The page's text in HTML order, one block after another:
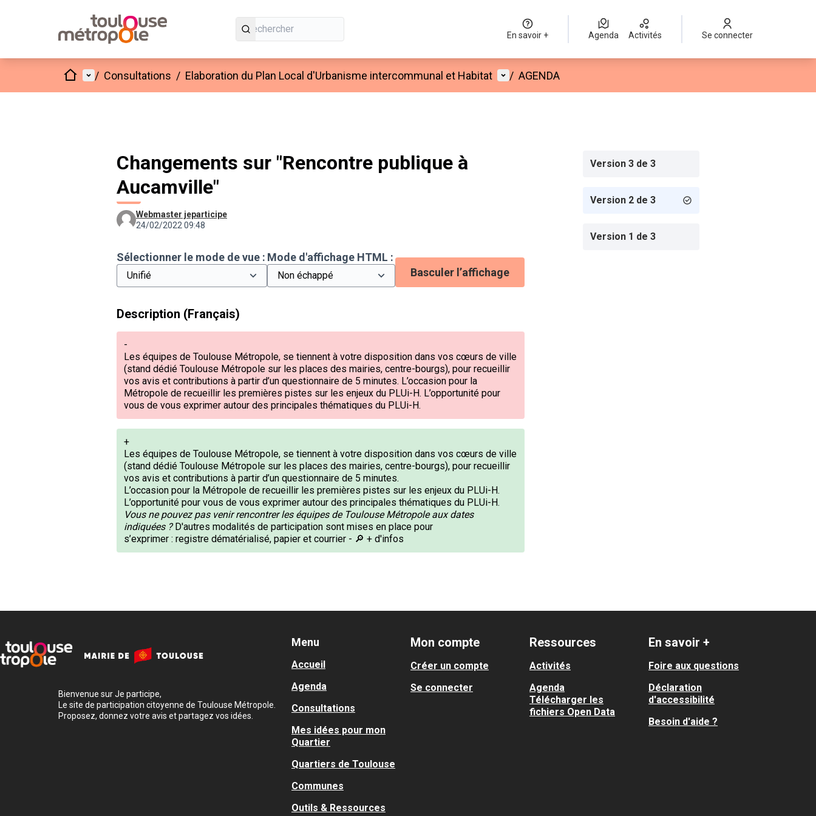
En savoir + Agenda Activités Se connecter
AccueilMenu principal
/ Consultations / Elaboration du Plan Local d'Urbanisme intercommunal et Habitat Menu utilisateur
/ AGENDA
Changements sur "Rencontre publique à
Aucamville"
Webmaster jeparticipe
24/02/2022 09:48
Sélectionner le mode de vue : Mode d'affichage HTML :
Basculer l’affichage
Description (Français)
-
Les équipes de Toulouse Métropole, se tiennent à votre disposition dans vos cœurs de ville
(stand dédié Toulouse Métropole sur les places des mairies, centre-bourgs), pour recueillir
vos avis et contributions à partir d’un questionnaire de 5 minutes. L’occasion pour la
Métropole de recueillir les premières pistes sur les enjeux du PLUi-H. L’opportunité pour
vous de vous exprimer autour des principales thématiques du PLUi-H.
+
Les équipes de Toulouse Métropole, se tiennent à votre disposition dans vos cœurs de ville
(stand dédié Toulouse Métropole sur les places des mairies, centre-bourgs), pour recueillir
vos avis et contributions à partir d’un questionnaire de 5 minutes.
L’occasion pour la Métropole de recueillir les premières pistes sur les enjeux du PLUi-H.
L’opportunité pour vous de vous exprimer autour des principales thématiques du PLUi-H.
Vous ne pouvez pas venir rencontrer les équipes de Toulouse Métropole aux dates
indiquées ?D'autres modalités de participation sont mises en place pour
s’exprimer : registre dématérialisé, papier et courrier - 🔎 + d'infos
Version 3 de 3
Version 2 de 3
Version 1 de 3
Bienvenue sur Je participe,
Le site de participation citoyenne de Toulouse Métropole.
Proposez, donnez votre avis et partagez vos idées.
Menu
Accueil
Agenda
Consultations
Mes idées pour mon
Quartier
Quartiers de Toulouse
Communes
Outils & Ressources
Mon compte
Créer un compte
Se connecter
Ressources
Activités
Agenda
Télécharger les
fichiers Open Data
En savoir +
Foire aux questions
Déclaration
d'accessibilité
Besoin d'aide ?